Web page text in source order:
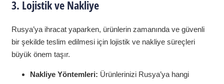
3. Lojistik ve Nakliye
Rusya’ya ihracat yaparken, ürünlerin zamanında ve güvenli
bir şekilde teslim edilmesi için lojistik ve nakliye süreçleri
büyük önem taşır.
Nakliye Yöntemleri: Ürünlerinizi Rusya’ya hangi